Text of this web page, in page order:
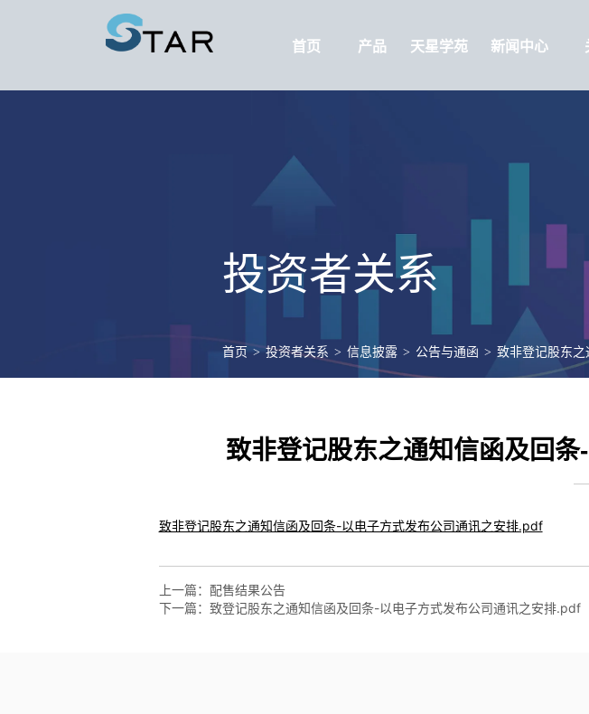
首页 产品 天星学苑 新闻中心
投资者关系
首页 > 投资者关系 > 信息披露 > 公告与通函 > 致非登记股东
致非登记股东之通知信函及回
上一篇： 配售结果公告
下一篇： 致登记股东之通知信函及回条-以电子方式发布公司通讯之安排.pdf